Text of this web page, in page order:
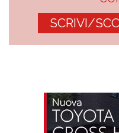
SCRIVI/